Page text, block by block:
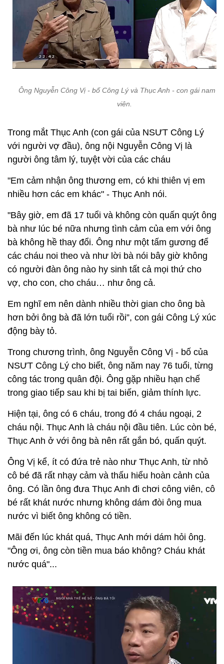
Ông Nguyễn Công Vị - bố Công Lý và Thục Anh - con gái nam
viên.
Trong mắt Thục Anh (con gái của NSƯT Công Lý
với người vợ đầu), ông nội Nguyễn Công Vị là
người ông tâm lý, tuyệt vời của các cháu
"Em cảm nhận ông thương em, có khi thiên vị em
nhiều hơn các em khác" - Thục Anh nói.
"Bây giờ, em đã 17 tuổi và không còn quấn quýt ông
bà như lúc bé nữa nhưng tình cảm của em với ông
bà không hề thay đổi. Ông như một tấm gương để
các cháu noi theo và như lời bà nói bây giờ không
có người đàn ông nào hy sinh tất cả mọi thứ cho
vợ, cho con, cho cháu… như ông cả.
Em nghĩ em nên dành nhiều thời gian cho ông bà
hơn bởi ông bà đã lớn tuổi rồi”, con gái Công Lý xúc
động bày tỏ.
Trong chương trình, ông Nguyễn Công Vị - bố của
NSƯT Công Lý cho biết, ông năm nay 76 tuổi, từng
công tác trong quân đội. Ông gặp nhiều hạn chế
trong giao tiếp sau khi bị tai biến, giảm thính lực.
Hiện tại, ông có 6 cháu, trong đó 4 cháu ngoại, 2
cháu nội. Thục Anh là cháu nội đầu tiên. Lúc còn bé,
Thục Anh ở với ông bà nên rất gắn bó, quấn quýt.
Ông Vị kể, ít có đứa trẻ nào như Thục Anh, từ nhỏ
cô bé đã rất nhạy cảm và thấu hiểu hoàn cảnh của
ông. Có lần ông đưa Thục Anh đi chơi công viên, cô
bé rất khát nước nhưng không dám đòi ông mua
nước vì biết ông không có tiền.
Mãi đến lúc khát quá, Thục Anh mới dám hỏi ông.
"Ông ơi, ông còn tiền mua báo không? Cháu khát
nước quá"...